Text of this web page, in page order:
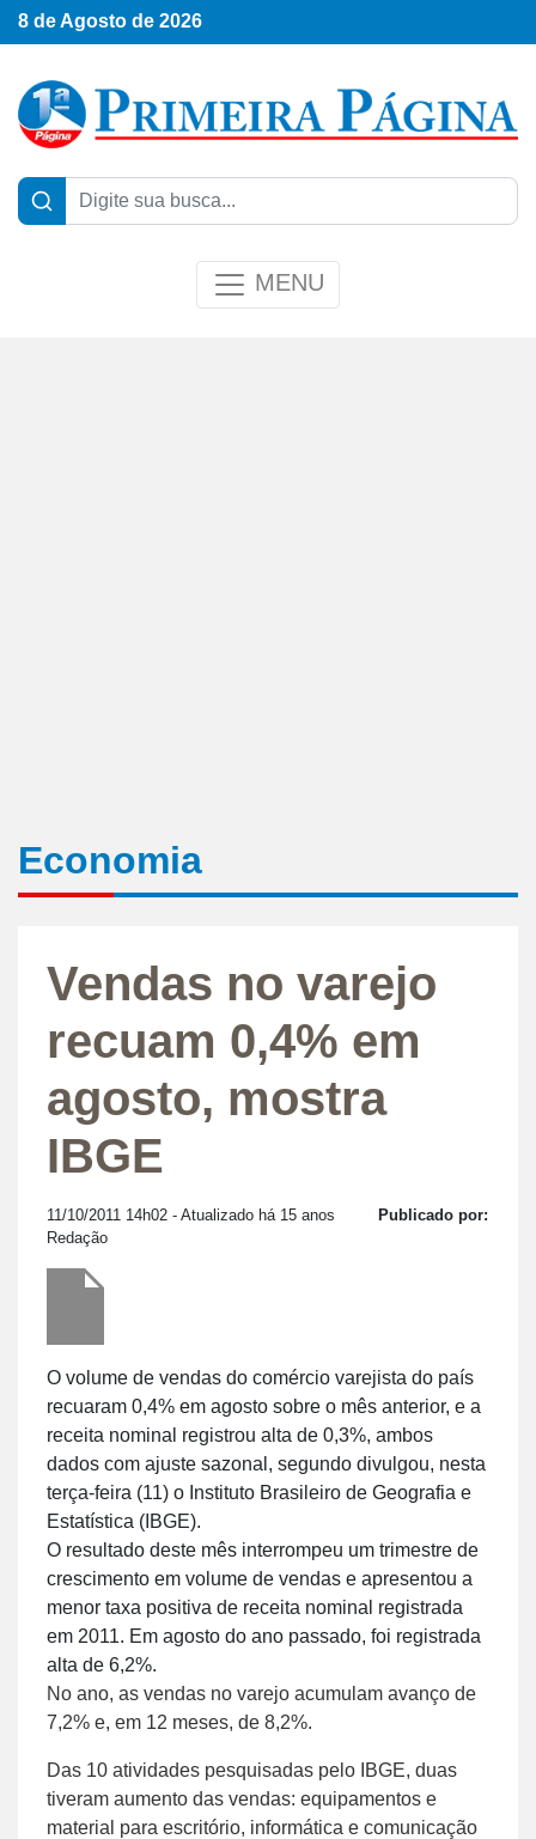
8 de Agosto de 2026
MENU
Economia
Vendas no varejo
recuam 0,4% em
agosto, mostra
IBGE
11/10/2011 14h02 - Atualizado há 15 anos
Publicado por:
Redação
O volume de vendas do comércio varejista do país
recuaram 0,4% em agosto sobre o mês anterior, e a
receita nominal registrou alta de 0,3%, ambos
dados com ajuste sazonal, segundo divulgou, nesta
terça-feira (11) o Instituto Brasileiro de Geografia e
Estatística (IBGE).
O resultado deste mês interrompeu um trimestre de
crescimento em volume de vendas e apresentou a
menor taxa positiva de receita nominal registrada
em 2011. Em agosto do ano passado, foi registrada
alta de 6,2%.
No ano, as vendas no varejo acumulam avanço de
7,2% e, em 12 meses, de 8,2%.
Das 10 atividades pesquisadas pelo IBGE, duas
tiveram aumento das vendas: equipamentos e
material para escritório, informática e comunicação